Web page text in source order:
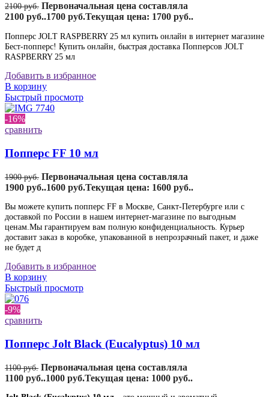
2100руб. Первоначальная цена составляла
2100 руб..1700 руб.Текущая цена: 1700 руб..
Попперс JOLT RASPBERRY 25 мл купить онлайн в интернет магазине
Бест-попперс! Купить онлайн, быстрая доставка Попперсов JOLT
RASPBERRY 25 мл
Добавить в избранное
В корзину
Быстрый просмотр
-16%
сравнить
Попперс FF 10 мл
1900руб. Первоначальная цена составляла
1900 руб..1600 руб.Текущая цена: 1600 руб..
Вы можете купить попперс FF в Москве, Санкт-Петербурге или с
доставкой по России в нашем интернет-магазине по выгодным
ценам.Мы гарантируем вам полную конфиденциальность. Курьер
доставит заказ в коробке, упакованной в непрозрачный пакет, и даже
не будет д
Добавить в избранное
В корзину
Быстрый просмотр
-9%
сравнить
Попперс Jolt Black (Eucalyptus) 10 мл
1100руб. Первоначальная цена составляла
1100 руб..1000 руб.Текущая цена: 1000 руб..